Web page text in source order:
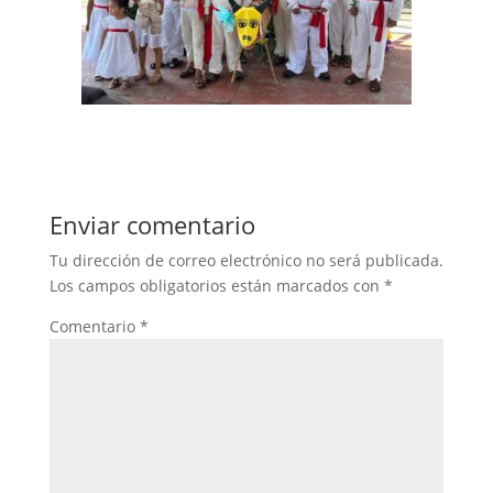
Enviar comentario
Tu dirección de correo electrónico no será publicada.
Los campos obligatorios están marcados con *
Comentario *